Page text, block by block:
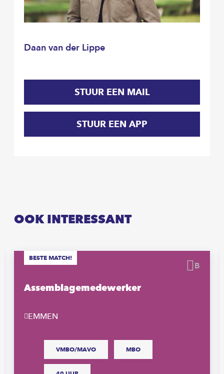
Daan van der Lippe
STUUR EEN MAIL
STUUR EEN APP
OOK INTERESSANT
Assemblagemedewerker
EMMEN
VMBO/MAVO MBO
BESTE MATCH!